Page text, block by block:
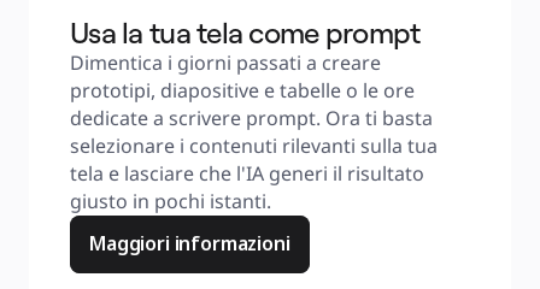
Usa la tua tela come prompt
Dimentica i giorni passati a creare
prototipi, diapositive e tabelle o le ore
dedicate a scrivere prompt. Ora ti basta
selezionare i contenuti rilevanti sulla tua
tela e lasciare che l'IA generi il risultato
giusto in pochi istanti.
Maggiori informazioni